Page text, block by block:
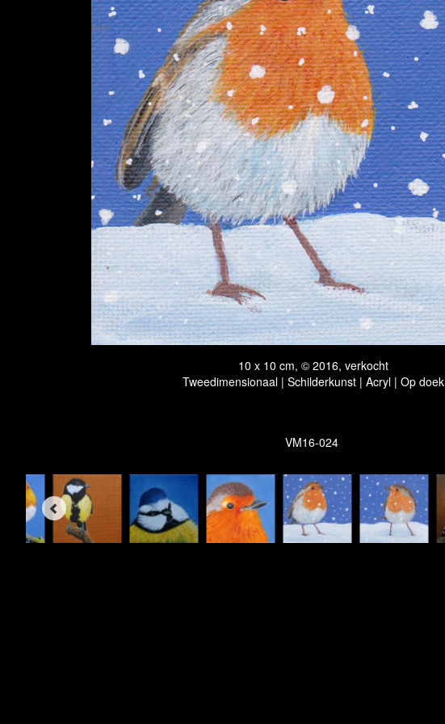
10 x 10 cm, © 2016, verkocht
Tweedimensionaal | Schilderkunst | Acryl | Op doek
VM16-024